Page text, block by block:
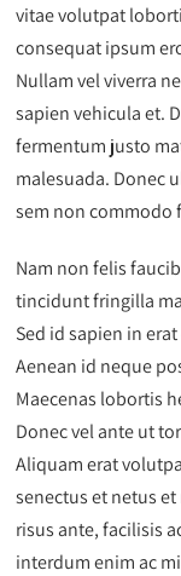
vitae volutpat
consequat ipsum
Nullam vel viverra
sapien vehicula et.
fermentum justo
malesuada. Donec
sem non commodo
Nam non felis
tincidunt fringilla
Sed id sapien in
Aenean id neque
Maecenas lobortis
Donec vel ante ut
Aliquam erat
senectus et netus
risus ante, facilisis
interdum enim ac